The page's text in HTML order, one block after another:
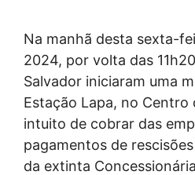
Na manhã desta sexta-
2024, por volta das
Salvador iniciaram uma
Estação Lapa, no Centro
intuito de cobrar das
pagamentos de
da extinta